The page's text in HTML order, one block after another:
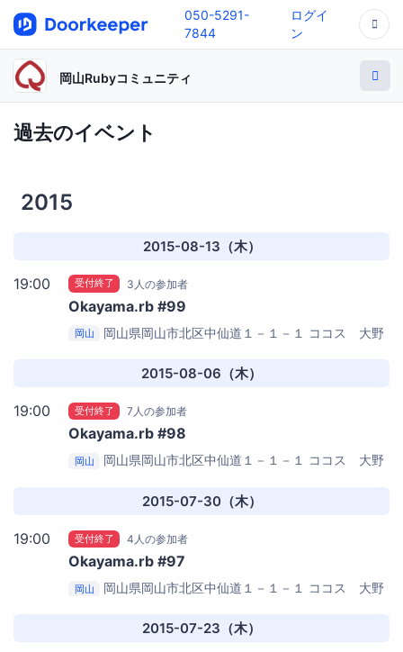
050-5291-
7844
ログイ
ン
岡山Rubyコミュニティ
過去のイベント
2015
2015-08-13（木）
19:00 受付終了 3人の参加者
Okayama.rb #99
岡山 岡山県岡山市北区中仙道１－１－１
ココス 大野
2015-08-06（木）
19:00 受付終了 7人の参加者
Okayama.rb #98
岡山 岡山県岡山市北区中仙道１－１－１
ココス 大野
2015-07-30（木）
19:00 受付終了 4人の参加者
Okayama.rb #97
岡山 岡山県岡山市北区中仙道１－１－１
ココス 大野
2015-07-23（木）